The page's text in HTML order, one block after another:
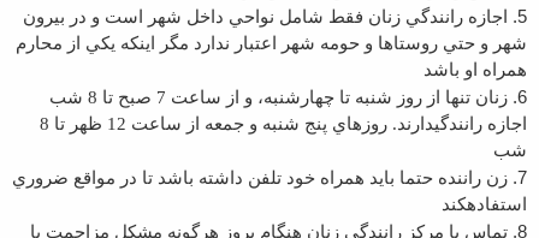
5. اجازه رانندگي زنان فقط شامل نواحي داخل شهر است و در بيرون
شهر و حتي روستاها و حومه شهر اعتبار ندارد مگر اينکه يکي از محارم
همراه او باشد
6.
زنان تنها از روز شنبه تا چهارشنبه، و از ساعت 7 صبح تا 8 شب
اجازه رانندگي
دارند. روزهاي پنج شنبه و جمعه از ساعت 12 ظهر تا 8
شب
7. زن راننده حتما بايد همراه خود تلفن داشته باشد تا در مواقع ضروري
استفادهکند
8. تماس با مرکز رانندگي زنان هنگام بروز هرگونه مشکل مزاحمت يا